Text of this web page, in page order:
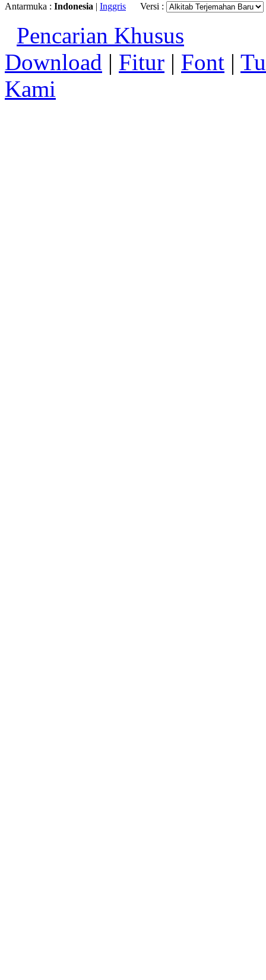
Antarmuka : Indonesia | Inggris Versi :
Pencarian Khusus
Download | Fitur | Font |
Kami